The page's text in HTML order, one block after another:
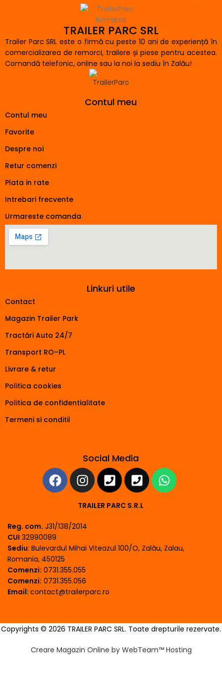
TRAILER PARC SRL
Trailer Parc SRL este o firmă cu peste 10 ani de experiență în
comercializarea de remorci, trailere și piese pentru acestea.
Comandă telefonic, online sau la noi la sediu în Zalău!
Contul meu
Contul meu
Favorite
Despre noi
Retur comenzi
Plata in rate
Intrebari frecvente
Urmareste comanda
Linkuri utile
Contact
Magazin Trailer Park
Tractări Auto 24/7
Transport RO–PL
Livrare & retur
Politica cookies
Politica de confidentialitate
Termeni si conditii
Social Media
TRAILER PARC S.R.L
Reg. com. J31/138/2014
CUI 32990089
Sediu: Bulevardul Mihai Viteazul 100/O, Zalău, Zalau,
Romania, 450125
Comenzi: 0731.355.055
Comenzi: 0731.355.056
Email: contact@trailerparc.ro
Copyrights © 2026 TRAILER PARC SRL. Toate drepturile rezervate.
Creare Magazin Online by WebTeam™ Hosting